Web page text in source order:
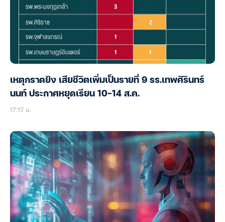
เหตุกราดยิง เสียชีวิตเพิ่มเป็นรายที่ 9 รร.เทพศิรินทร์
นนท์ ประกาศหยุดเรียน 10-14 ส.ค.
17:17 น.